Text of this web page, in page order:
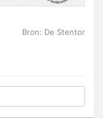
Bron: De Stentor